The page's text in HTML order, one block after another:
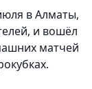
в Алматы,
и вошёл
матчей